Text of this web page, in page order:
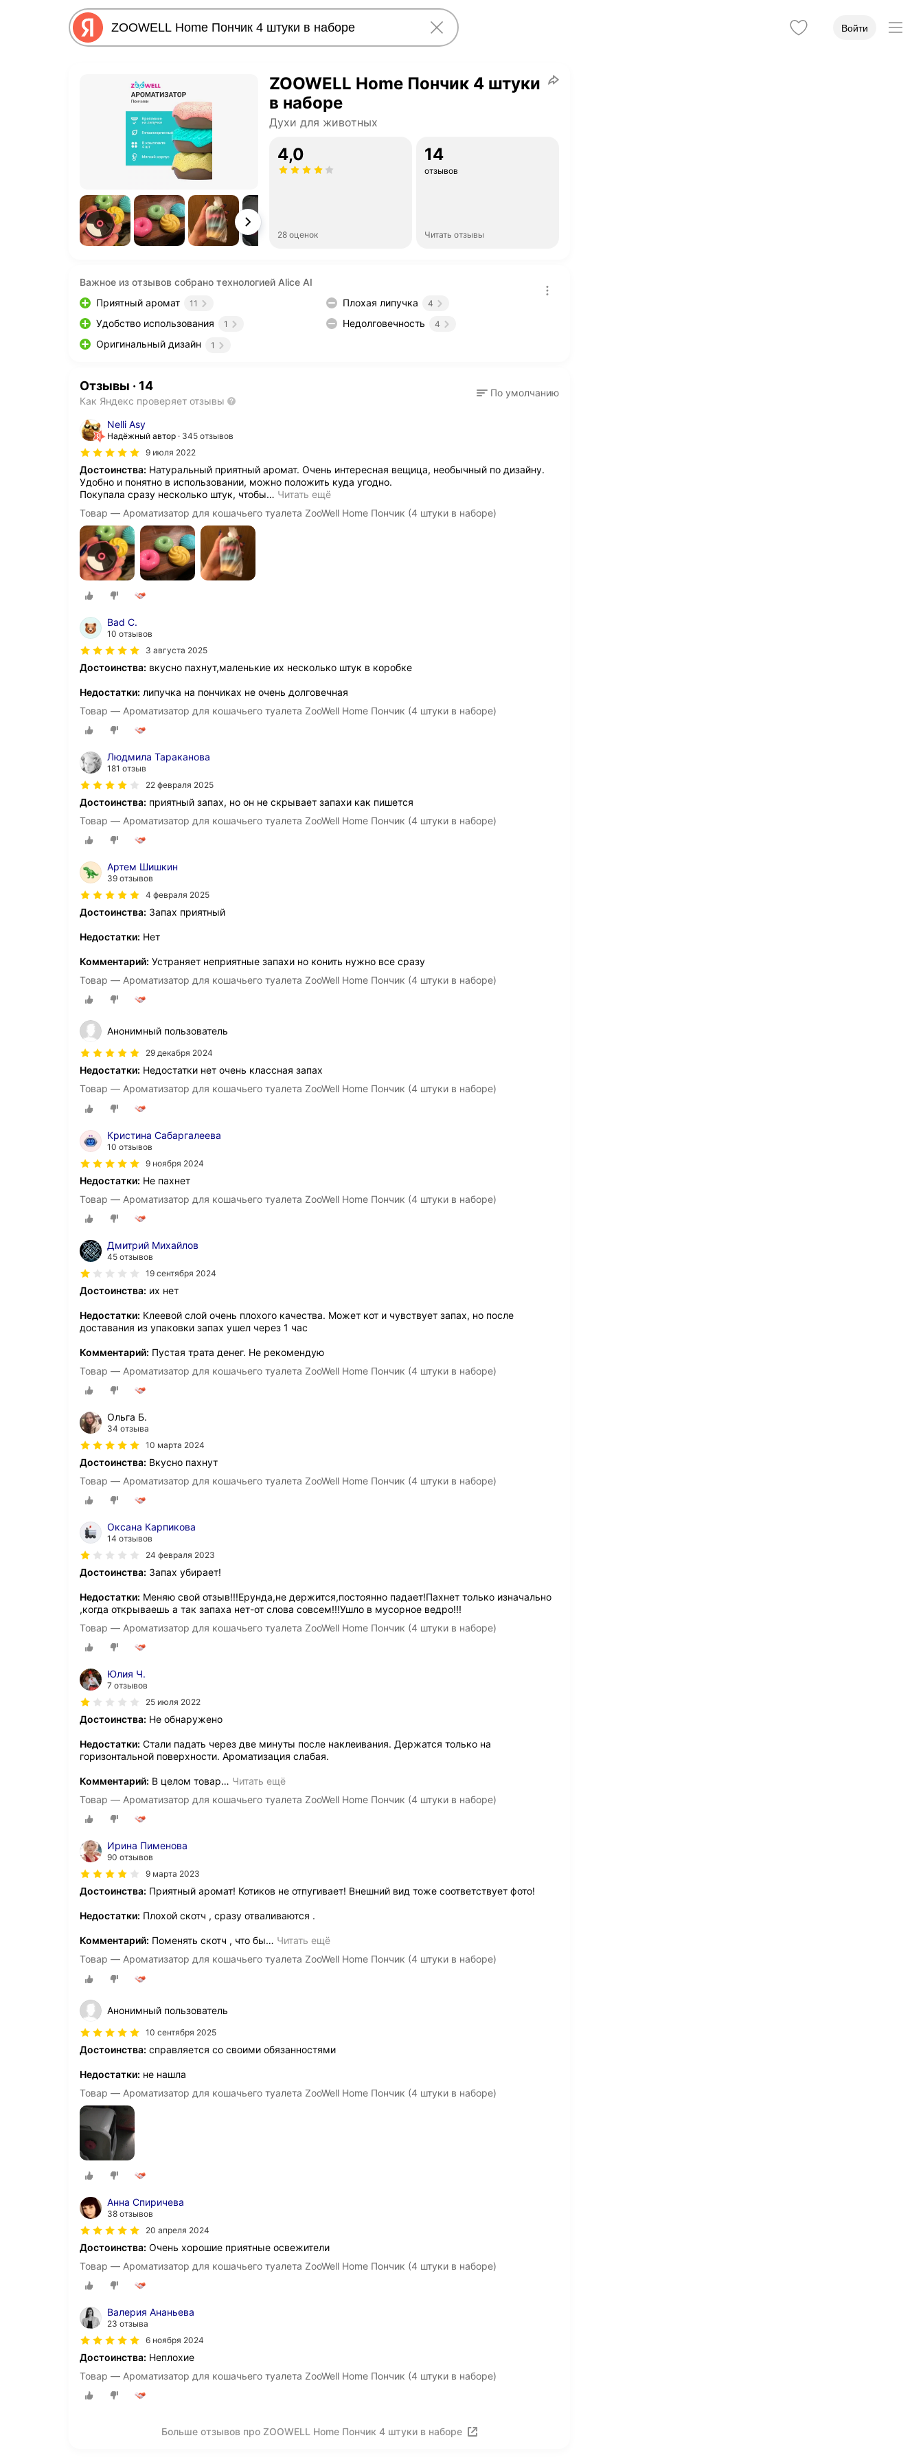
Войти
ZOOWELL Home Пончик 4 штуки
в наборе
Духи для животных
4,0
28 оценок
14
отзывов
Читать отзывы
Важное из отзывов собрано технологией Alice AI
Приятный аромат
11
Удобство использования 1
Оригинальный дизайн 1
Плохая липучка 4
Недолговечность 4
Отзывы · 14
Как Яндекс проверяет отзывы
По умолчанию
Nelli Asy
Надёжный автор
345 отзывов
9 июля 2022
Достоинства: Натуральный приятный аромат. Очень интересная вещица, необычный по дизайну.
Удобно и понятно в использовании, можно положить куда угодно.
Покупала сразу несколько штук, чтобы… Читать ещё
Товар — Ароматизатор для кошачьего туалета ZooWell Home Пончик (4 штуки в наборе)
Bad C.
10 отзывов
3 августа 2025
Достоинства: вкусно пахнут,маленькие их несколько штук в коробке
Недостатки: липучка на пончиках не очень долговечная
Товар — Ароматизатор для кошачьего туалета ZooWell Home Пончик (4 штуки в наборе)
Людмила Тараканова
181 отзыв
22 февраля 2025
Достоинства: приятный запах, но он не скрывает запахи как пишется
Товар — Ароматизатор для кошачьего туалета ZooWell Home Пончик (4 штуки в наборе)
Артем Шишкин
39 отзывов
4 февраля 2025
Достоинства: Запах приятный
Недостатки: Нет
Комментарий: Устраняет неприятные запахи но конить нужно все сразу
Товар — Ароматизатор для кошачьего туалета ZooWell Home Пончик (4 штуки в наборе)
Анонимный пользователь
29 декабря 2024
Недостатки: Недостатки нет очень классная запах
Товар — Ароматизатор для кошачьего туалета ZooWell Home Пончик (4 штуки в наборе)
Кристина Сабаргалеева
10 отзывов
9 ноября 2024
Недостатки: Не пахнет
Товар — Ароматизатор для кошачьего туалета ZooWell Home Пончик (4 штуки в наборе)
Дмитрий Михайлов
45 отзывов
19 сентября 2024
Достоинства: их нет
Недостатки: Клеевой слой очень плохого качества. Может кот и чувствует запах, но после
доставания из упаковки запах ушел через 1 час
Комментарий: Пустая трата денег. Не рекомендую
Товар — Ароматизатор для кошачьего туалета ZooWell Home Пончик (4 штуки в наборе)
Ольга Б.
34 отзыва
10 марта 2024
Достоинства: Вкусно пахнут
Товар — Ароматизатор для кошачьего туалета ZooWell Home Пончик (4 штуки в наборе)
Оксана Карпикова
14 отзывов
24 февраля 2023
Достоинства: Запах убирает!
Недостатки: Меняю свой отзыв!!!Ерунда,не держится,постоянно падает!Пахнет только изначально
,когда открываешь а так запаха нет-от слова совсем!!!Ушло в мусорное ведро!!!
Товар — Ароматизатор для кошачьего туалета ZooWell Home Пончик (4 штуки в наборе)
Юлия Ч.
7 отзывов
25 июля 2022
Достоинства: Не обнаружено
Недостатки: Стали падать через две минуты после наклеивания. Держатся только на
горизонтальной поверхности. Ароматизация слабая.
Комментарий: В целом товар… Читать ещё
Товар — Ароматизатор для кошачьего туалета ZooWell Home Пончик (4 штуки в наборе)
Ирина Пименова
90 отзывов
9 марта 2023
Достоинства: Приятный аромат! Котиков не отпугивает! Внешний вид тоже соответствует фото!
Недостатки: Плохой скотч , сразу отваливаются .
Комментарий: Поменять скотч , что бы… Читать ещё
Товар — Ароматизатор для кошачьего туалета ZooWell Home Пончик (4 штуки в наборе)
Анонимный пользователь
10 сентября 2025
Достоинства: справляется со своими обязанностями
Недостатки: не нашла
Товар — Ароматизатор для кошачьего туалета ZooWell Home Пончик (4 штуки в наборе)
Анна Спиричева
38 отзывов
20 апреля 2024
Достоинства: Очень хорошие приятные освежители
Товар — Ароматизатор для кошачьего туалета ZooWell Home Пончик (4 штуки в наборе)
Валерия Ананьева
23 отзыва
6 ноября 2024
Достоинства: Неплохие
Товар — Ароматизатор для кошачьего туалета ZooWell Home Пончик (4 штуки в наборе)
Больше отзывов про ZOOWELL Home Пончик 4 штуки в наборе